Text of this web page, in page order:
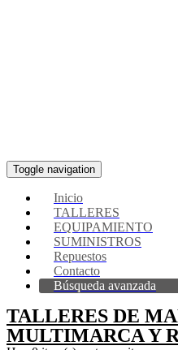
Toggle navigation
Inicio
TALLERES
EQUIPAMIENTO
SUMINISTROS
Repuestos
Contacto
Búsqueda avanzada
TALLERES DE
MULTIMARCA Y